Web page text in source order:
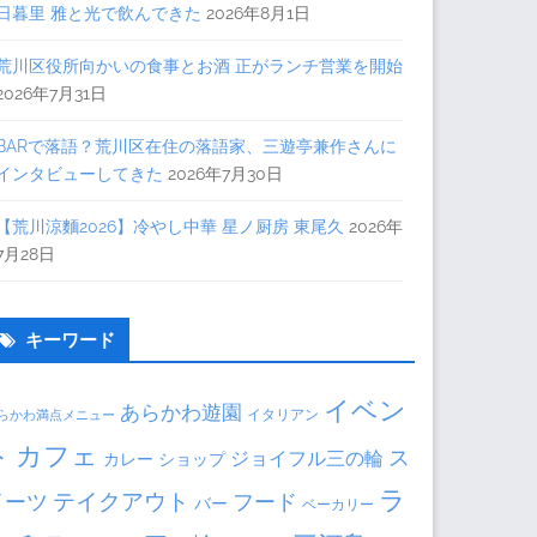
暮里 雅と光で飲んできた 2026年8月1日
川区役所向かいの食事とお酒 正がランチ営業を開始
年7月31日
で落語？荒川区在住の落語家、三遊亭兼作さんに
ンタビューしてきた 2026年7月30日
荒川涼麵2026】冷やし中華 星ノ厨房 東尾久 2026年
月28日
キーワード
かわ満点メニュー あらかわ遊園 イタリアン イベン
カフェ カレー ショップ ジョイフル三の輪 ス
ツ テイクアウト バー フード ベーカリー ラ